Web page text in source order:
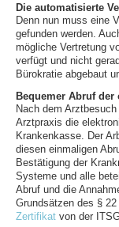
Die automatisierte
Denn nun muss eine
gefunden werden.
mögliche Vertretung
verfügt und nicht
Bürokratie abgebaut
Bequemer Abruf
Nach dem
Arztpraxis die
Krankenkasse. Der
diesen einmaligen
Bestätigung der
Systeme und alle
Abruf und die
Grundsätzen des §
Zertifikat von der